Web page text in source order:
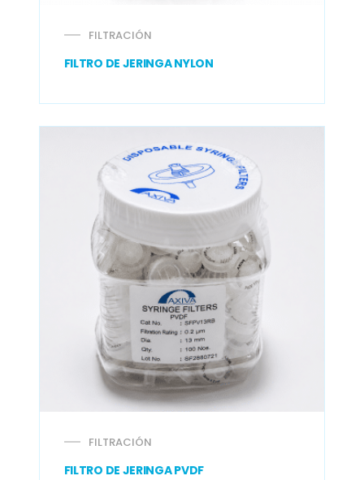
FILTRACIÓN
FILTRO DE JERINGA NYLON
FILTRACIÓN
FILTRO DE JERINGA PVDF